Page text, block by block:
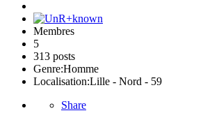
Membres
5
313 posts
Genre:Homme
Localisation:Lille - Nord - 59
Share